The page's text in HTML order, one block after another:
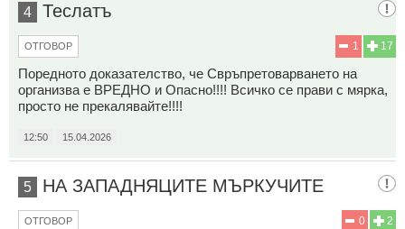
4 Теслатъ
17
1
ОТГОВОР
Поредното доказателство, че Свръпретоварването на
организва е ВРЕДНО и Опасно!!!! Всичко се прави с мярка,
просто не прекалявайте!!!!
12:50 15.04.2026
5 НА ЗАПАДНЯЦИТЕ МЪРКУЧИТЕ
2
0
ОТГОВОР